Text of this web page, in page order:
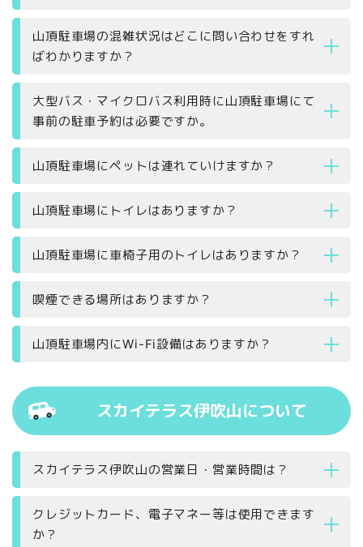
山頂駐車場の混雑状況はどこに問い合わせをすれ
ばわかりますか？
大型バス・マイクロバス利用時に山頂駐車場にて
事前の駐車予約は必要ですか。
山頂駐車場にペットは連れていけますか？
山頂駐車場にトイレはありますか？
山頂駐車場に車椅子用のトイレはありますか？
喫煙できる場所はありますか？
山頂駐車場内にWi-Fi設備はありますか？
スカイテラス伊吹山について
スカイテラス伊吹山の営業日・営業時間は？
クレジットカード、電子マネー等は使用できます
か？